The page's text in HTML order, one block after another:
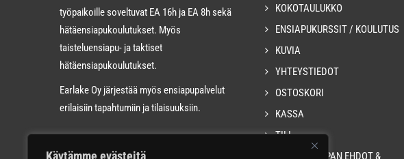
Käytämme evästeitä
työpaikoille soveltuvat EA 16h ja EA 8h sekä
hätäensiapukoulutukset. Myös
taisteluensiapu- ja taktiset
hätäensiapukoulutukset.
Earlake Oy järjestää myös ensiapupalvelut
erilaisiin tapahtumiin ja tilaisuuksiin.
KOKOTAULUKKO
ENSIAPUKURSSIT / KOULUTUS
KUVIA
YHTEYSTIEDOT
OSTOSKORI
KASSA
TILI
VERKKOKAUPAN EHDOT &